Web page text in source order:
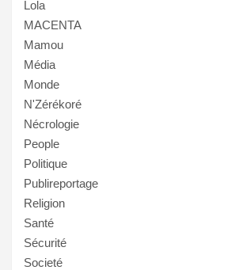
Lola
MACENTA
Mamou
Média
Monde
N'Zérékoré
Nécrologie
People
Politique
Publireportage
Religion
Santé
Sécurité
Societé